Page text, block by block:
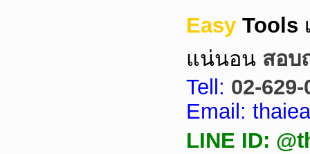
Easy Tools
แน่นอน สอบ
Tell: 02-629-
Email:
LINE ID: